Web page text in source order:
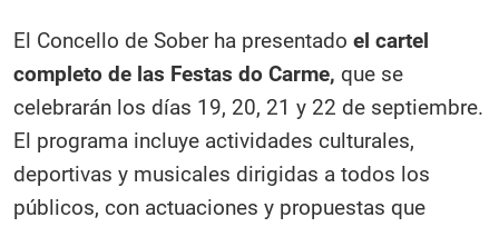
El Concello de Sober ha presentado el cartel
completo de las Festas do Carme, que se
celebrarán los días 19, 20, 21 y 22 de septiembre.
El programa incluye actividades culturales,
deportivas y musicales dirigidas a todos los
públicos, con actuaciones y propuestas que